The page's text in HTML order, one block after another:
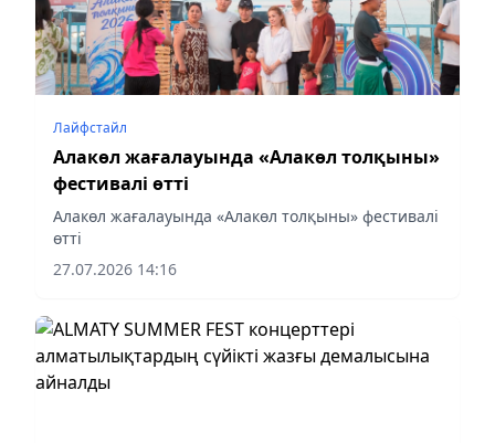
Лайфстайл
Алакөл жағалауында «Алакөл толқыны»
фестивалі өтті
Алакөл жағалауында «Алакөл толқыны» фестивалі
өтті
27.07.2026 14:16